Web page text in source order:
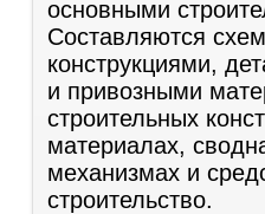
основными
Составляются
конструкциями,
и привозными
строительных
материалах,
механизмах и
строительство.